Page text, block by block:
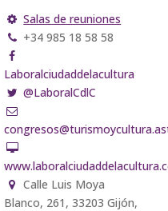
Salas de reuniones
+34 985 18 58 58
Laboralciudaddelacultura
@LaboralCdlC
Calle Luis Moya
Blanco, 261, 33203 Gijón,